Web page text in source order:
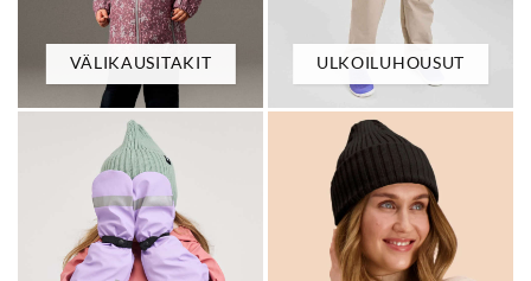
VÄLIKAUSITAKIT ULKOILUHOUSUT